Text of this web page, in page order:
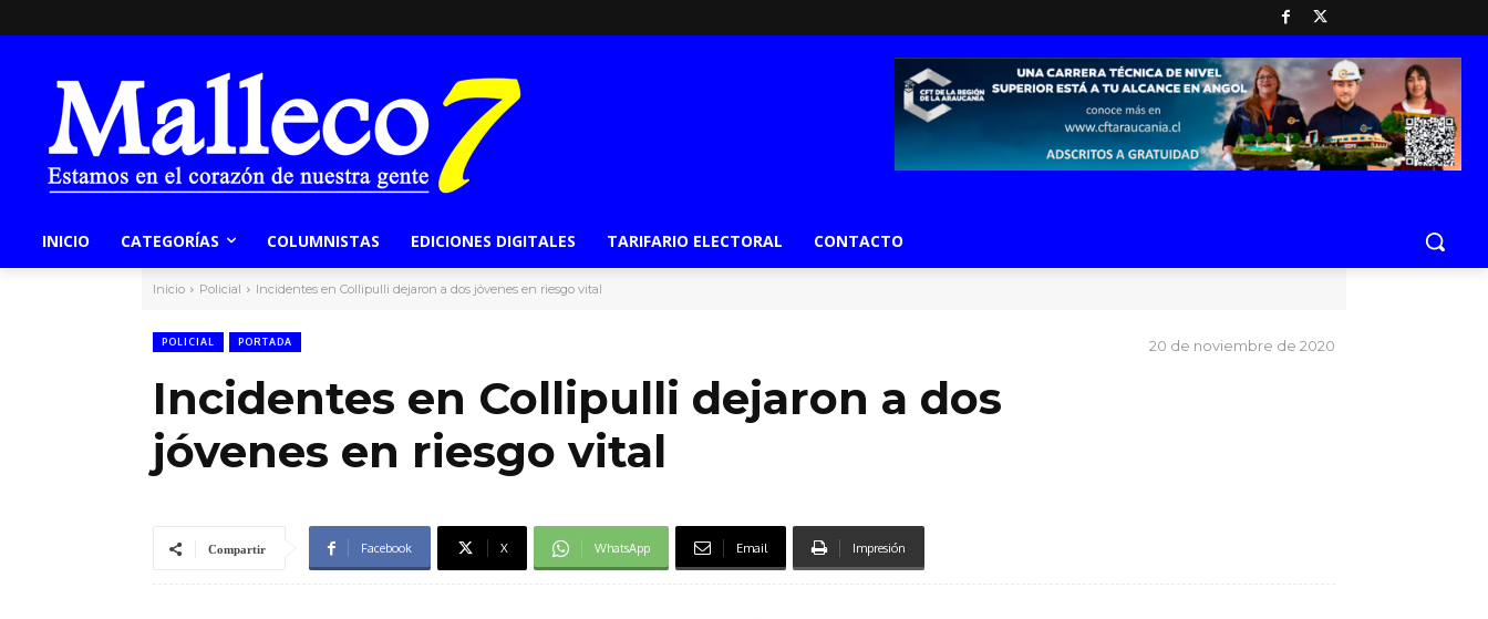
INICIO CATEGORÍAS COLUMNISTAS EDICIONES DIGITALES TARIFARIO ELECTORAL CONTACTO
Inicio Policial Incidentes en Collipulli dejaron a dos jóvenes en riesgo vital
POLICIAL PORTADA 20 de noviembre de 2020
Incidentes en Collipulli dejaron a dos
jóvenes en riesgo vital
Compartir Facebook X WhatsApp Email Impresión